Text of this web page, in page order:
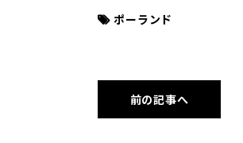
ポーランド
前の記事へ